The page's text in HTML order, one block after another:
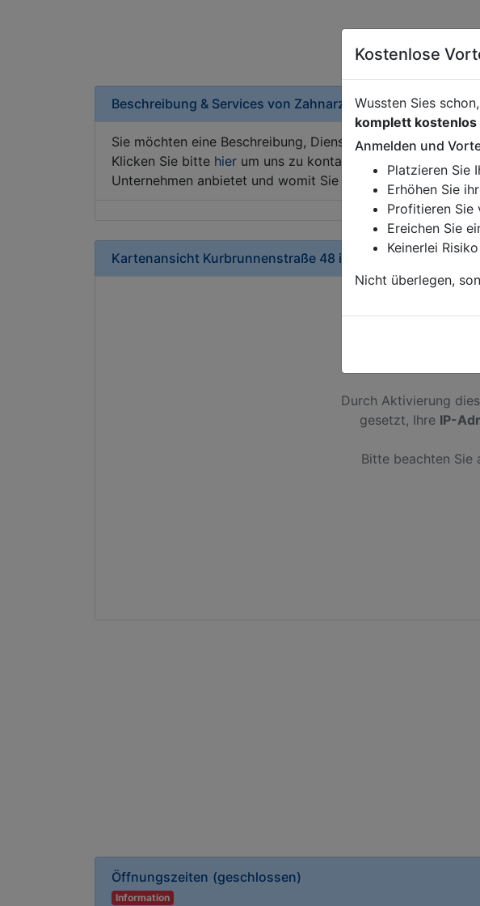
Öffnungszeiten (geschlossen)
Information
Beschreibung & Services von Zahnarztpraxis
Sie möchten eine Beschreibung, Dienstleistung oder andere
Klicken Sie bitte hier um uns zu kontaktieren. Gerne
Unternehmen anbietet und womit Sie sich von Ihren
Kartenansicht Kurbrunnenstraße 48 in Aachen
Durch Aktivierung
gesetzt, Ihre IP-
Bitte beachten Sie
Kostenlose
Wussten Sies
komplett kostenlos
Anmelden und
Platzieren Sie
Erhöhen Sie
Profitieren Sie
Ereichen Sie
Keinerlei
Nicht überlegen,